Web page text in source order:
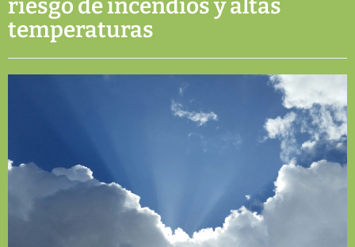
riesgo de incendios y altas
temperaturas